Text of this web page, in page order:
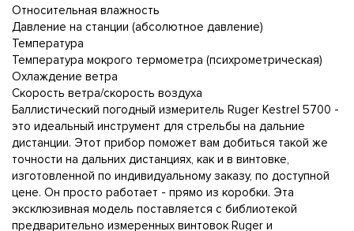
Относительная влажность
Давление на станции (абсолютное давление)
Температура
Температура мокрого термометра (психрометрическая)
Охлаждение ветра
Скорость ветра/скорость воздуха
Баллистический погодный измеритель Ruger Kestrel 5700 -
это идеальный инструмент для стрельбы на дальние
дистанции. Этот прибор поможет вам добиться такой же
точности на дальних дистанциях, как и в винтовке,
изготовленной по индивидуальному заказу, по доступной
цене. Он просто работает - прямо из коробки. Эта
эксклюзивная модель поставляется с библиотекой
предварительно измеренных винтовок Ruger и